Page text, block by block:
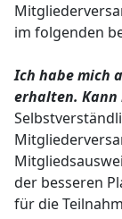
im folgenden
Ich habe mich
erhalten. Kann
der besseren
für die